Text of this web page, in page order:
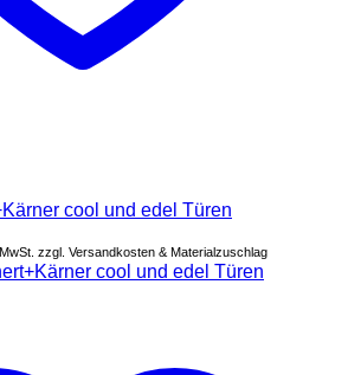
cool und edel Türen
zzgl. Versandkosten & Materialzuschlag